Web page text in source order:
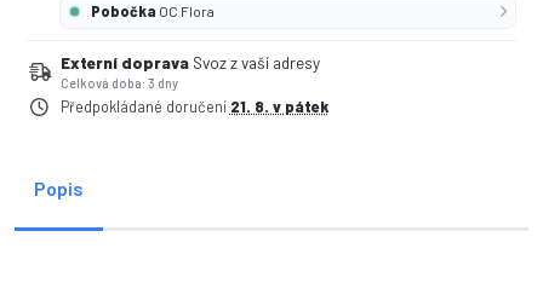
Pobočka OC Flora
Externí doprava Svoz z vaší adresy
Celková doba: 3 dny
Předpokládané doručení 21. 8. v pátek
Popis